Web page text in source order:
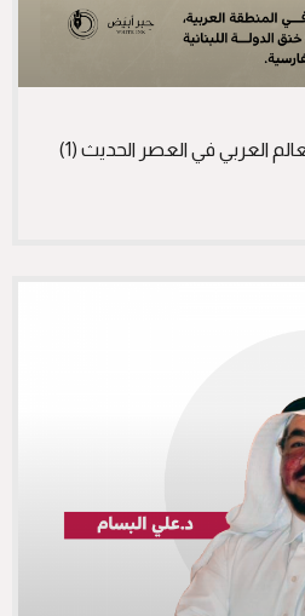
العربي في العصر الحديث (1)